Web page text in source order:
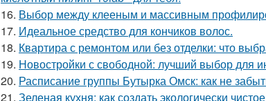
16. Выбор между клееным и массивным
17. Идеальное средство для кончиков волос.
18. Квартира с ремонтом или без отделки: что
19. Новостройки с свободной: лучший выбор для
20. Расписание группы Бутырка Омск: как не
21. Зеленая кухня: как создать экологически